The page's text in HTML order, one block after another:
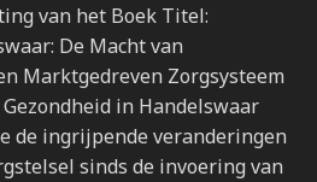
van het Boek Titel:
De Macht van
Marktgedreven Zorgsysteem
in Handelswaar
de ingrijpende veranderingen
sinds de invoering van